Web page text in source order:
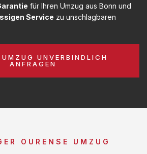
für Ihren Umzug aus Bonn und
Service zu unschlagbaren
UMZUG UNVERBINDLICH
ANFRAGEN
OURENSE UMZUG